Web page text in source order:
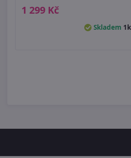
1 299 Kč
Skladem